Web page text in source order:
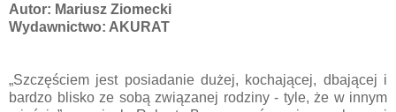
Autor: Mariusz Ziomecki
Wydawnictwo: AKURAT
„Szczęściem jest po­siada­nie dużej, kochającej, dbającej i
bar­dzo blis­ko ze sobą związa­nej rodzi­ny - ty­le, że w in­nym